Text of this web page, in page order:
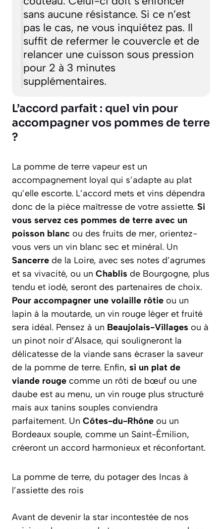
sans aucune résistance. Si ce n’est
pas le cas, ne vous inquiétez pas. Il
suffit de refermer le couvercle et de
relancer une cuisson sous pression
pour 2 à 3 minutes
supplémentaires.
L’accord parfait : quel vin pour
accompagner vos pommes de terre
?
La pomme de terre vapeur est un
accompagnement loyal qui s’adapte au plat
qu’elle escorte. L’accord mets et vins dépendra
donc de la pièce maîtresse de votre assiette. Si
vous servez ces pommes de terre avec un
poisson blanc ou des fruits de mer, orientez-
vous vers un vin blanc sec et minéral. Un
Sancerre de la Loire, avec ses notes d’agrumes
et sa vivacité, ou un Chablis de Bourgogne, plus
tendu et iodé, seront des partenaires de choix.
Pour accompagner une volaille rôtie ou un
lapin à la moutarde, un vin rouge léger et fruité
sera idéal. Pensez à un Beaujolais-Villages ou à
un pinot noir d’Alsace, qui souligneront la
délicatesse de la viande sans écraser la saveur
de la pomme de terre. Enfin, si un plat de
viande rouge comme un rôti de bœuf ou une
daube est au menu, un vin rouge plus structuré
mais aux tanins souples conviendra
parfaitement. Un Côtes-du-Rhône ou un
Bordeaux souple, comme un Saint-Émilion,
créeront un accord harmonieux et réconfortant.
La pomme de terre, du potager des Incas à
l’assiette des rois
Avant de devenir la star incontestée de nos